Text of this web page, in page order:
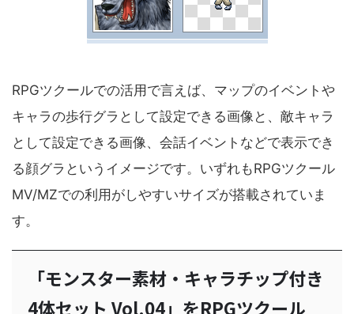
RPGツクールでの活用で言えば、マップのイベントや
キャラの歩行グラとして設定できる画像と、敵キャラ
として設定できる画像、会話イベントなどで表示でき
る顔グラというイメージです。いずれもRPGツクール
MV/MZでの利用がしやすいサイズが搭載されていま
す。
「モンスター素材・キャラチップ付き
4体セット Vol.04」をRPGツクール